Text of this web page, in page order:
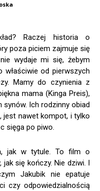
Raczej historia o
poza piciem zajmuje się
wydaje mi się, żebym
właściwie od pierwszych
Mamy do czynienia z
mama (Kinga Preis),
Ich rodzinny obiad
jest nawet kompot, i tylko
sięga po piwo.
jak w tytule. To film o
się kończy. Nie dziwi. I
Jakubik nie epatuje
czy odpowiedzialnością